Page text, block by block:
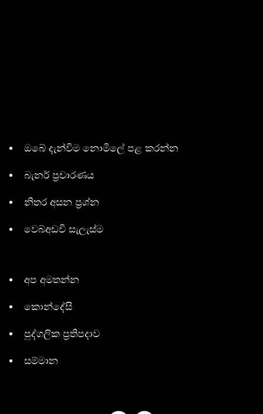
ඔබේ දැන්විම නොමිලේ පළ කරන්න
බැනර් ප්‍රචාරණය
නිතර අසන ප්‍රශ්න
වෙබ්අඩවි සැලැස්ම
අප අමතන්න
කොන්දේසි
පුද්ගලික ප්‍රතිපදාව
සම්මාන